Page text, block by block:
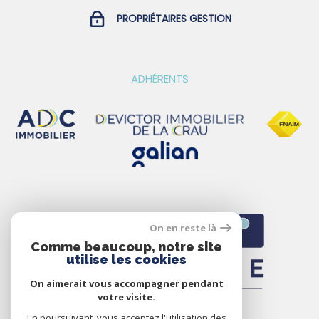
sont disponibles sur le site Géorisques :
www.georisques.gouv.frPROPRIÉTAIRES GESTION
ADHÉRENTS
On en reste là
Comme beaucoup, notre site
utilise les cookies
On aimerait vous accompagner pendant
votre visite.